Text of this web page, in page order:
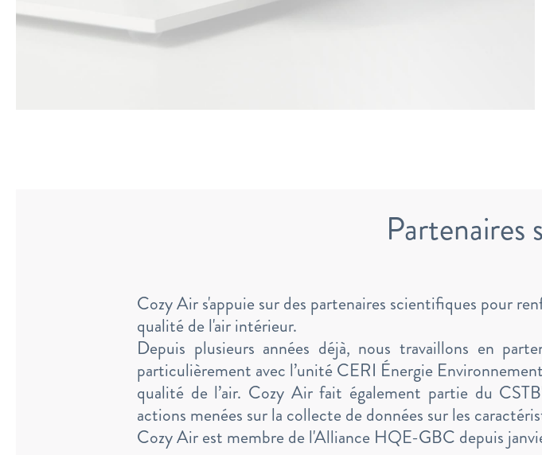
Partenaires
Cozy Air s'appuie sur des partenaires scientifiques pour
qualité de l'air intérieur.
Depuis plusieurs années déjà, nous travaillons en
particulièrement avec l’unité CERI Énergie
qualité de l’air. Cozy Air fait également partie du
actions menées sur la collecte de données sur les
Cozy Air est membre de l'Alliance HQE-GBC depuis